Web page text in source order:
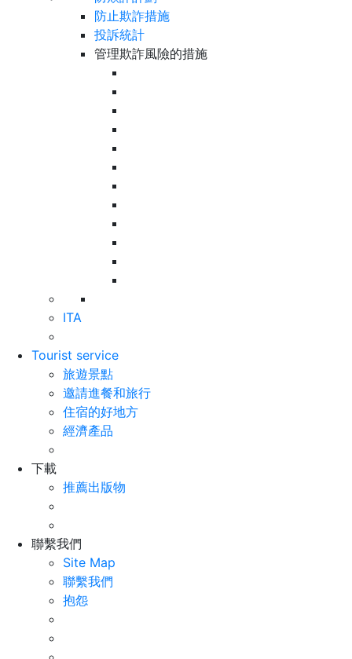
防止欺詐措施
投訴統計
管理欺詐風險的措施
ITA
Tourist service
旅遊景點
邀請進餐和旅行
住宿的好地方
經濟產品
下載
推薦出版物
聯繫我們
Site Map
聯繫我們
抱怨